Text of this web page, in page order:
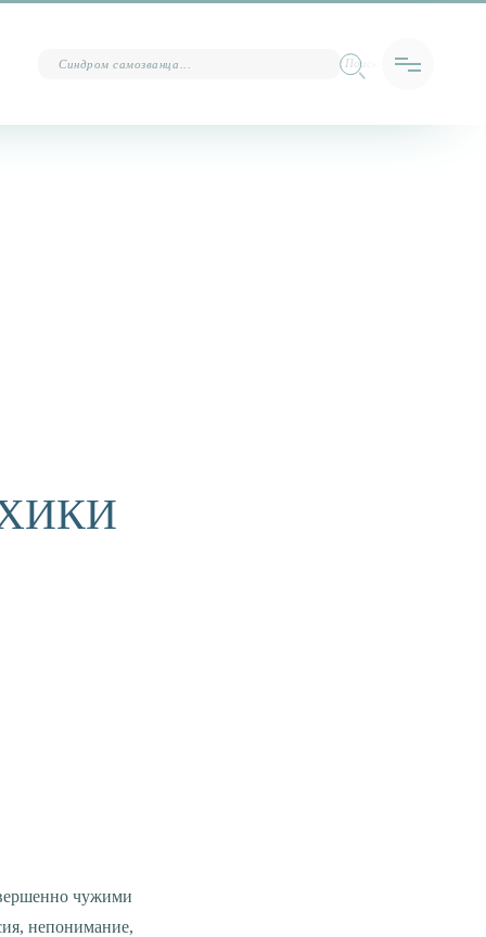
непонимание,
Поиск…